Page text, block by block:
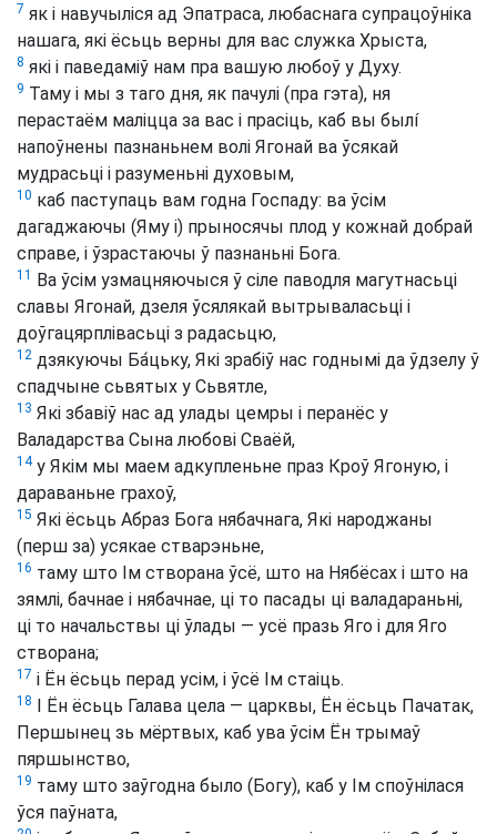
7 як і навучыліся ад Эпатраса, любаснага супрацоўніка
нашага, які ёсьць верны для вас служка Хрыста,
8 які і паведаміў нам пра вашую любоў у Духу.
9 Таму і мы з таго дня, як пачулі (пра гэта), ня
перастаём маліцца за вас і прасіць, каб вы былí
напоўнены пазнаньнем волі Ягонай ва ўсякай
мудрасьці і разуменьні духовым,
10 каб паступаць вам годна Госпаду: ва ўсім
дагаджаючы (Яму і) прыносячы плод у кожнай добрай
справе, і ўзрастаючы ў пазнаньні Бога.
11
Ва ўсім узмацняючыся ў сіле паводля магутнасьці
славы Ягонай, дзеля ўсялякай вытрываласьці і
доўгацярплівасьці з радасьцю,
12 дзякуючы Ба́цьку, Які зрабіў нас годнымі да ўдзелу ў
спадчыне сьвятых у Сьвятле,
13 Які збавіў нас ад улады цемры і перанёс у
Валадарства Сына любові Сваёй,
14у Якім мы маем адкупленьне праз Кроў Ягоную, і
дараваньне грахоў,
15 Які ёсьць Абраз Бога нябачнага, Які народжаны
(перш за) усякае стварэньне,
16 таму што Ім створана ўсё, што на Нябёсах і што на
зямлі, бачнае і нябачнае, ці то пасады ці валадараньні,
ці то начальствы ці ўлады — усё празь Яго і для Яго
створана;
17 і Ён ёсьць перад усім, і ўсё Ім стаіць.
18
І Ён ёсьць Галава цела — царквы, Ён ёсьць Пачатак,
Першынец зь мёртвых, каб ува ўсім Ён трымаў
пяршынство,
19 таму што заўгодна было (Богу), каб у Ім споўнілася
ўся паўната,